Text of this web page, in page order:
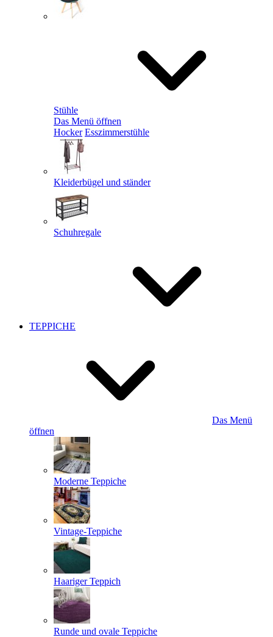
Stühle
Das Menü öffnen
Hocker Esszimmerstühle
Kleiderbügel und ständer
Schuhregale
TEPPICHE
Das Menü
öffnen
Moderne Teppiche
Vintage-Teppiche
Haariger Teppich
Runde und ovale Teppiche